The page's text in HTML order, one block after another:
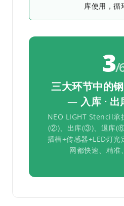
库使用，循
3/
三大环节中的
— 入库 · 出
NEO LIGHT Stencil承
(②)、出库(③)、退库
插槽+传感器+LED灯光
网都快速、精准